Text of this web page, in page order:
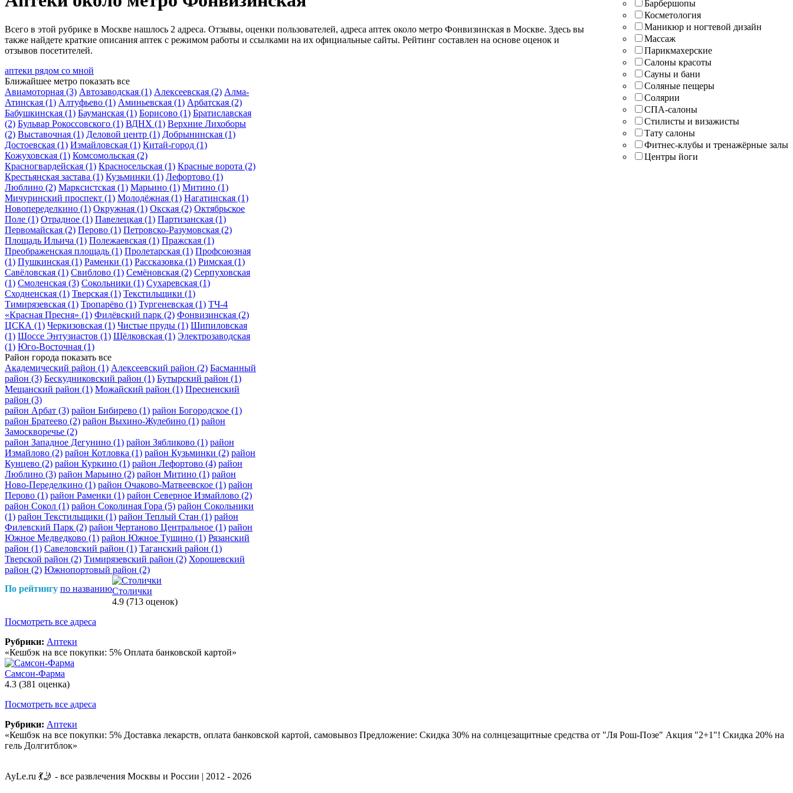
Барбершопы
Косметология
Маникюр и ногтевой дизайн
Массаж
Парикмахерские
Салоны красоты
Сауны и бани
Соляные пещеры
Солярии
СПА-салоны
Стилисты и визажисты
Тату салоны
Фитнес-клубы и тренажёрные залы
Центры йоги
Всего в этой рубрике в Москве нашлось 2 адреса. Отзывы, оценки пользователей, адреса аптек около метро Фонвизинская в Москве. Здесь вы
также найдете краткие описания аптек с режимом работы и ссылками на их официальные сайты. Рейтинг составлен на основе оценок и
отзывов посетителей.
аптеки рядом со мной
Ближайшее метро показать все
Авиамоторная (3) Автозаводская (1) Алексеевская (2) Алма-
Атинская (1) Алтуфьево (1) Аминьевская (1) Арбатская (2)
Бабушкинская (1) Бауманская (1) Борисово (1) Братиславская
(2) Бульвар Рокоссовского (1) ВДНХ (1) Верхние Лихоборы
(2) Выставочная (1) Деловой центр (1) Добрынинская (1)
Достоевская (1) Измайловская (1) Китай-город (1)
Кожуховская (1) Комсомольская (2)
Красногвардейская (1) Красносельская (1) Красные ворота (2)
Крестьянская застава (1) Кузьминки (1) Лефортово (1)
Люблино (2) Марксистская (1) Марьино (1) Митино (1)
Мичуринский проспект (1) Молодёжная (1) Нагатинская (1)
Новопеределкино (1) Окружная (1) Окская (2) Октябрьское
Поле (1) Отрадное (1) Павелецкая (1) Партизанская (1)
Первомайская (2) Перово (1) Петровско-Разумовская (2)
Площадь Ильича (1) Полежаевская (1) Пражская (1)
Преображенская площадь (1) Пролетарская (1) Профсоюзная
(1) Пушкинская (1) Раменки (1) Рассказовка (1) Римская (1)
Савёловская (1) Свиблово (1) Семёновская (2) Серпуховская
(1) Смоленская (3) Сокольники (1) Сухаревская (1)
Сходненская (1) Тверская (1) Текстильщики (1)
Тимирязевская (1) Тропарёво (1) Тургеневская (1) ТЧ-4
«Красная Пресня» (1) Филёвский парк (2) Фонвизинская (2)
ЦСКА (1) Черкизовская (1) Чистые пруды (1) Шипиловская
(1) Шоссе Энтузиастов (1) Щёлковская (1) Электрозаводская
(1) Юго-Восточная (1)
Район города показать все
Академический район (1) Алексеевский район (2) Басманный
район (3) Бескудниковский район (1) Бутырский район (1)
Мещанский район (1) Можайский район (1) Пресненский
район (3)
район Арбат (3) район Бибирево (1) район Богородское (1)
район Братеево (2) район Выхино-Жулебино (1) район
Замоскворечье (2)
район Западное Дегунино (1) район Зябликово (1) район
Измайлово (2) район Котловка (1) район Кузьминки (2) район
Кунцево (2) район Куркино (1) район Лефортово (4) район
Люблино (3) район Марьино (2) район Митино (1) район
Ново-Переделкино (1) район Очаково-Матвеевское (1) район
Перово (1) район Раменки (1) район Северное Измайлово (2)
район Сокол (1) район Соколиная Гора (5) район Сокольники
(1) район Текстильщики (1) район Теплый Стан (1) район
Филевский Парк (2) район Чертаново Центральное (1) район
Южное Медведково (1) район Южное Тушино (1) Рязанский
район (1) Савеловский район (1) Таганский район (1)
Тверской район (2) Тимирязевский район (2) Хорошевский
район (2) Южнопортовый район (2)
По рейтингу по названиюСтолички
4.9 (713 оценок)
Посмотреть все адреса
Рубрики: Аптеки
«Кешбэк на все покупки: 5% Оплата банковской картой»
Самсон-Фарма
4.3 (381 оценка)
Посмотреть все адреса
Рубрики: Аптеки
«Кешбэк на все покупки: 5% Доставка лекарств, оплата банковской картой, самовывоз Предложение: Скидка 30% на солнцезащитные средства от "Ля Рош-Позе" Акция "2+1"! Скидка 20% на
гель Долгитблок»
AyLe.ru 💃🤳 - все развлечения Москвы и России | 2012 - 2026